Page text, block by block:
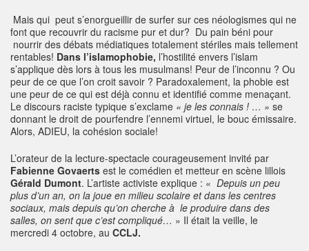
Mais qui peut s’enorgueillir de surfer sur ces néologismes qui ne
font que recouvrir du racisme pur et dur? Du pain béni pour
nourrir des débats médiatiques totalement stériles mais tellement
rentables! Dans l’islamophobie, l’hostilité envers l’islam
s’applique dès lors à tous les musulmans! Peur de l’inconnu ? Ou
peur de ce que l’on croit savoir ? Paradoxalement, la phobie est
une peur de ce qui est déjà connu et identifié comme menaçant.
Le discours raciste typique s’exclame « je les connais ! … » se
donnant le droit de pourfendre l’ennemi virtuel, le bouc émissaire.
Alors, ADIEU, la cohésion sociale!
L’orateur de la lecture-spectacle courageusement invité par
Fabienne Govaerts est le comédien et metteur en scène lillois
Gérald Dumont. L’artiste activiste explique : « Depuis un peu
plus d’un an, on la joue en milieu scolaire et dans les centres
sociaux, mais depuis qu’on cherche à le produire dans des
salles, on sent que c’est compliqué… » Il était la veille, le
mercredi 4 octobre, au CCLJ.